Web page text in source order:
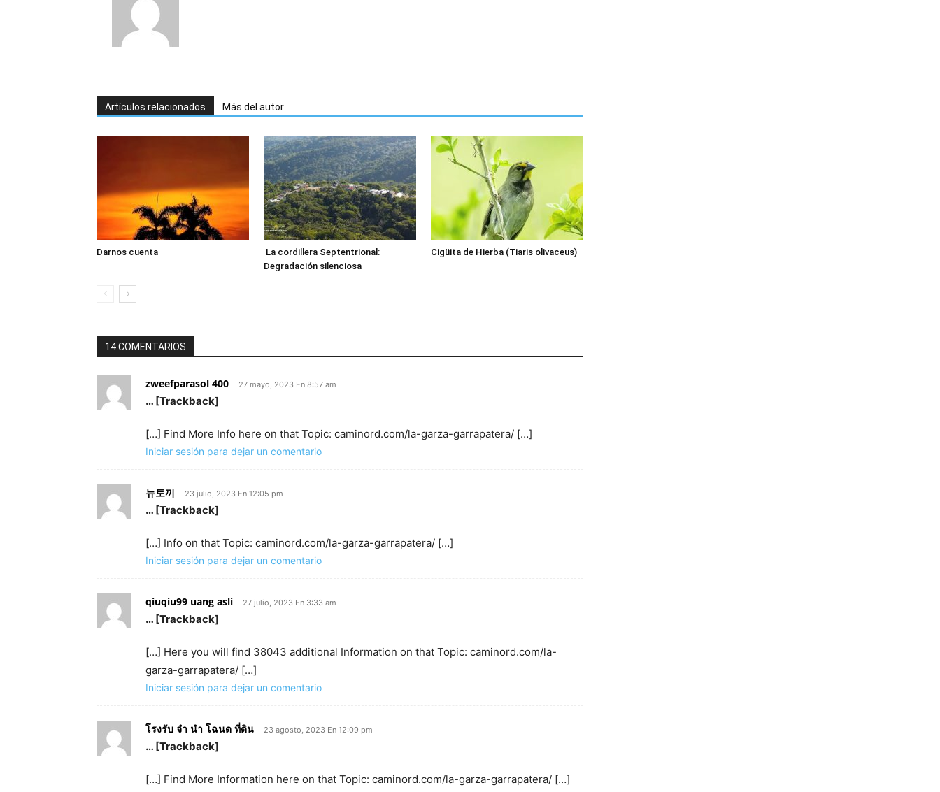
Artículos relacionados Más del autor
Darnos cuenta
La cordillera Septentrional:
Degradación silenciosa
Cigüita de Hierba (Tiaris olivaceus)
14 COMENTARIOS
zweefparasol 400 27 mayo, 2023 En 8:57 am
… [Trackback]
[…] Find More Info here on that Topic: caminord.com/la-garza-garrapatera/ […]
Iniciar sesión para dejar un comentario
뉴토끼 23 julio, 2023 En 12:05 pm
… [Trackback]
[…] Info on that Topic: caminord.com/la-garza-garrapatera/ […]
Iniciar sesión para dejar un comentario
qiuqiu99 uang asli 27 julio, 2023 En 3:33 am
… [Trackback]
[…] Here you will find 38043 additional Information on that Topic: caminord.com/la-
garza-garrapatera/ […]
Iniciar sesión para dejar un comentario
โรงรับ จํา นํา โฉนด ที่ดิน 23 agosto, 2023 En 12:09 pm
… [Trackback]
[…] Find More Information here on that Topic: caminord.com/la-garza-garrapatera/ […]